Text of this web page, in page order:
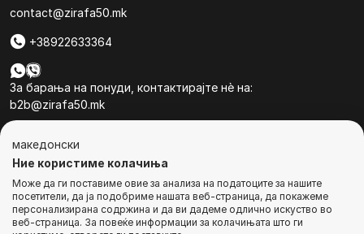
contact@zirafa50.mk
+38922633364
За барања на понуди, контактирајте нѐ на:
b2b@zirafa50.mk
© Сите права се задржани
македонски
Ние користиме колачиња
Може да ги поставиме овие за анализа на податоците за нашите
посетители, да ја подобриме нашата веб-страница, да покажеме
персонализирана содржина и да ви дадеме одлично искуство во
веб-страница. За повеќе информации за колачињата што ги